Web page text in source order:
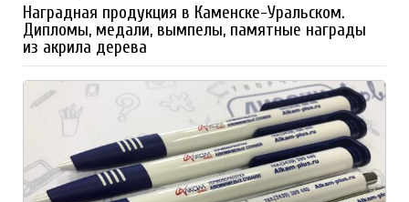
Наградная продукция в Каменске-Уральском.
Дипломы, медали, вымпелы, памятные награды
из акрила дерева